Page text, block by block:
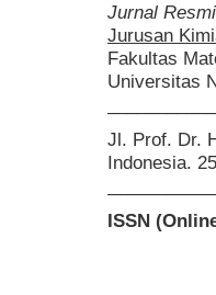
Jurnal
Jurusan
Fakultas
Universitas
Jl. Prof. Dr.
Indonesia.
ISSN